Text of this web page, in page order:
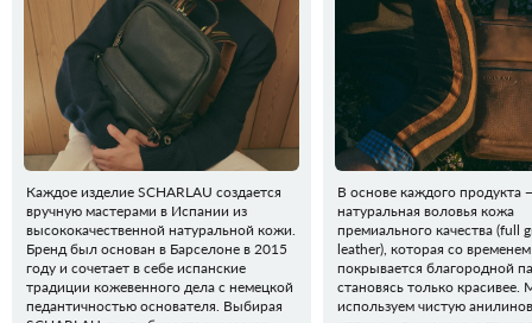
Каждое изделие SCHARLAU создается
вручную мастерами в Испании из
высококачественной натуральной кожи.
Бренд был основан в Барселоне в 2015
году и сочетает в себе испанские
традиции кожевенного дела с немецкой
педантичностью основателя. Выбирая
В основе каждого продукта
натуральная воловья кожа
премиального качества (full
leather), которая со временем
покрывается благородной
становясь только красивее.
используем чистую